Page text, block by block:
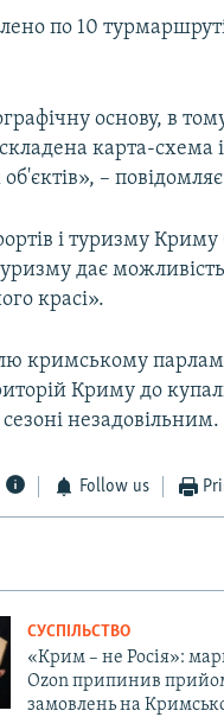
по 10
основу, в
карта-
–
і туризму
дає
красі».
кримському
Криму до
незадовільним.
Follow us
СУСПІЛЬСТВО
«Крим – не Росія»:
Ozon припинив
замовлень на